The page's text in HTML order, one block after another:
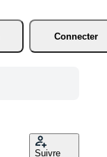
Connecter
Suivre